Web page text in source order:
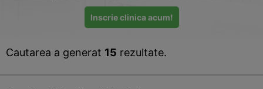
Inscrie clinica acum!
Cautarea a generat 15 rezultate.